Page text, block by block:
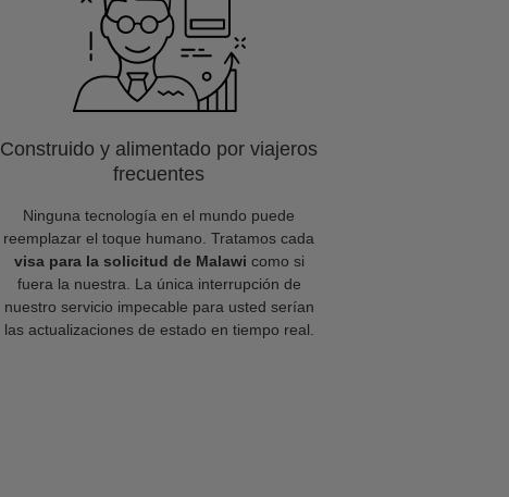
Construido y alimentado por viajeros
frecuentes
Ninguna tecnología en el mundo puede
reemplazar el toque humano. Tratamos cada
visa para la solicitud de Malawi como si
fuera la nuestra. La única interrupción de
nuestro servicio impecable para usted serían
las actualizaciones de estado en tiempo real.